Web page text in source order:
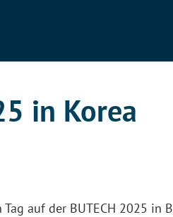
in Korea
auf der BUTECH 2025 in